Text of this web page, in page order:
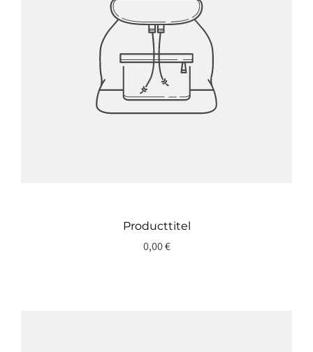
Producttitel
0,00 €